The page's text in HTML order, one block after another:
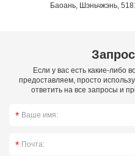
Баоань, Шэньчжэнь,
Если у вас есть какие-либо
предоставляем, просто
ответить на все запросы и